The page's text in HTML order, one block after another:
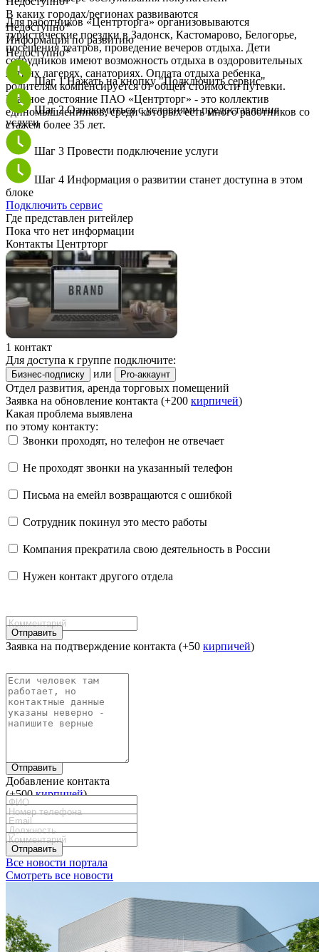
Для работников «Центрторга» организовываются
туристические поездки в Задонск, Кастомарово, Белогорье,
посещения театров, проведение вечеров отдыха. Дети
сотрудников имеют возможность отдыха в оздоровительных
летних лагерях, санаториях. Оплата отдыха ребенка
родителям компенсируется от общей стоимости путевки.
Главное достояние ПАО «Центрторг» - это коллектив
единомышленников, среди которых есть много работников со
стажем более 35 лет.
В каких городах/регионах развиваются
Недоступно*
Информация по развитию
Недоступно*
Шаг 1Нажать на кнопку "Подключить сервис"
Шаг 2Ознакомиться с условиями предоставления
услуги
Шаг 3 Провести подключение услуги
Шаг 4 Информация о развитии станет доступна в этом
блоке
Подключить сервис
Где представлен ритейлер
Пока что нет информации
Контакты Центрторг
1 контакт
Для доступа к группе подключите:
Бизнес-подписку или Pro-аккаунт
Отдел развития, аренда торговых помещений
Заявка на обновление контакта (+200 кирпичей)
Какая проблема выявлена
по этому контакту:
Звонки проходят, но телефон не отвечает
Не проходят звонки на указанный телефон
Письма на емейл возвращаются с ошибкой
Сотрудник покинул это место работы
Компания прекратила свою деятельность в России
Нужен контакт другого отдела
Отправить
Заявка на подтверждение контакта (+50 кирпичей)
Отправить
Добавление контакта
(+500кирпичей)
Отправить
Все новости портала
Смотреть все новости